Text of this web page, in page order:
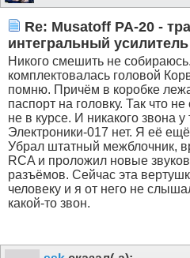
Re: Musatoff PA-20 -
интегральный усилитель
Никого смешить не
комплектовалась головой
помню. Причём в коробке
паспорт на головку. Так что
не в курсе. И никакого звона
Электроники-017 нет. Я её
Убрал штатный межблочник,
RCA и проложил новые
разъёмов. Сейчас эта
человеку и я от него не
какой-то звон.